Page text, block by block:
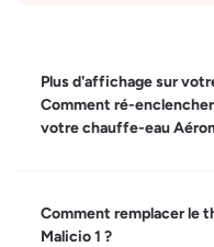
Plus d'affichage sur
Comment ré-
votre chauffe-eau
Comment remplacer le
Malicio 1 ?